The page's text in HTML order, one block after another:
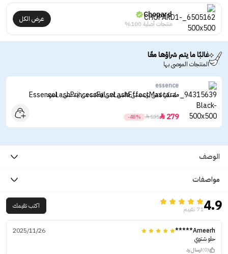
Chopard
منتجات أصلية 100%
عرض الكل
غالبًا ما يتم شراؤها معًا
المنتجات الموصى بها
essence
ماسكرا لاش برينسس فالس لاش ايفكت من ايسنس - اسود
279

535

-48%
الوصف
مواصفات
4.971 تقييم اكتب تقيمك
Ameerh*****
2025/11/26
حلو شتوي
(0) ارسال رد